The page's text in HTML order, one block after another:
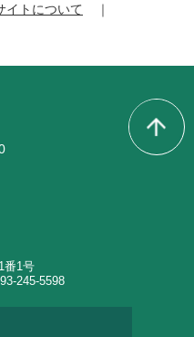
イトについて
番1号
245-5598